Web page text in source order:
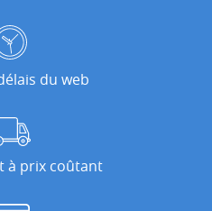
du web
à prix coûtant